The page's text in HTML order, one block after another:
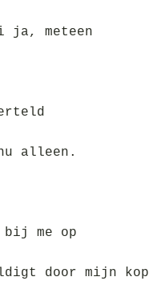
ja, meteen
alleen.
bij me op
door mijn kop